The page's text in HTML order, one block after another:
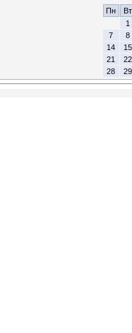
Пн
Вт
1
7
8
14
15
21
22
28
29